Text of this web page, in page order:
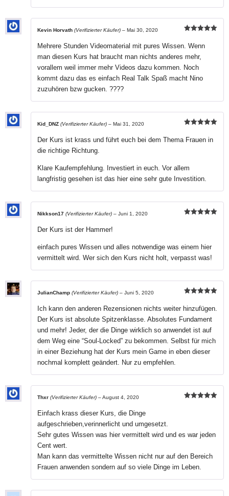
von 5
Kevin Horvath (Verifizierter Käufer) – Mai 30, 2020
Mehrere Stunden Videomaterial mit pures Wissen. Wenn
man diesen Kurs hat braucht man nichts anderes mehr,
vorallem weil immer mehr Videos dazu kommen. Noch
kommt dazu das es einfach Real Talk Spaß macht Nino
zuzuhören bzw gucken. ????
5von 5
Kid_DNZ (Verifizierter Käufer) – Mai 31, 2020
Der Kurs ist krass und führt euch bei dem Thema Frauen in
die richtige Richtung.
Klare Kaufempfehlung. Investiert in euch. Vor allem
langfristig gesehen ist das hier eine sehr gute Investition.
Nikkson17 (Verifizierter Käufer) – Juni 1, 2020
Der Kurs ist der Hammer!
einfach pures Wissen und alles notwendige was einem hier
vermittelt wird. Wer sich den Kurs nicht holt, verpasst was!
5von 5
JulianChamp (Verifizierter Käufer) – Juni 5, 2020
Ich kann den anderen Rezensionen nichts weiter hinzufügen.
Der Kurs ist absolute Spitzenklasse. Absolutes Fundament
und mehr! Jeder, der die Dinge wirklich so anwendet ist auf
dem Weg eine “Soul-Locked” zu bekommen. Selbst für mich
in einer Beziehung hat der Kurs mein Game in eben dieser
nochmal komplett geändert. Nur zu empfehlen.
Thxr (Verifizierter Käufer) –August 4, 2020
Einfach krass dieser Kurs, die Dinge
aufgeschrieben,verinnerlicht und umgesetzt.
Sehr gutes Wissen was hier vermittelt wird und es war jeden
Cent wert.
Man kann das vermittelte Wissen nicht nur auf den Bereich
Frauen anwenden sondern auf so viele Dinge im Leben.